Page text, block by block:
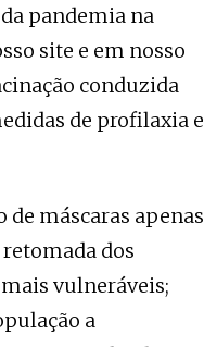
pandemia na
site e em nosso
conduzida
de profilaxia e
máscaras apenas
dos
vulneráveis;
a